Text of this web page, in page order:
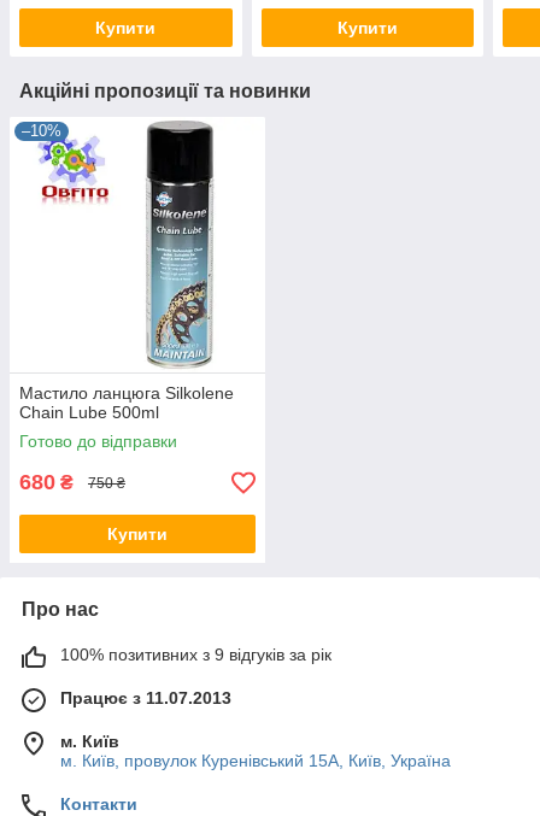
Купити Купити
Акційні пропозиції та новинки
–10%
Мастило ланцюга Silkolene
Chain Lube 500ml
Готово до відправки
680 ₴ 750 ₴
Купити
Про нас
100% позитивних з 9 відгуків за рік
Працює з 11.07.2013
м. Київ
м. Київ, провулок Куренівський 15А, Київ, Україна
Контакти